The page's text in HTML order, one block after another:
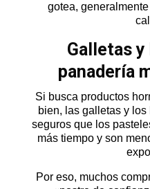
gotea,
Galletas
panadería
Si busca productos
bien, las galletas y
seguros que los
más tiempo y son
Por eso, muchos